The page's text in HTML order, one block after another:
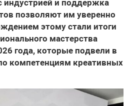
индустрией и поддержка
позволяют им уверенно
этому стали итоги
мастерства
года, которые подвели в
компетенциям креативных